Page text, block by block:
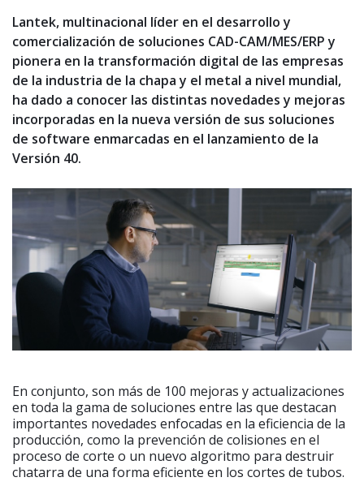
Lantek, multinacional líder en el desarrollo y
comercialización de soluciones CAD-CAM/MES/ERP y
pionera en la transformación digital de las empresas
de la industria de la chapa y el metal a nivel mundial,
ha dado a conocer las distintas novedades y mejoras
incorporadas en la nueva versión de sus soluciones
de software enmarcadas en el lanzamiento de la
Versión 40.
En conjunto, son más de 100 mejoras y actualizaciones
en toda la gama de soluciones entre las que destacan
importantes novedades enfocadas en la eficiencia de la
producción, como la prevención de colisiones en el
proceso de corte o un nuevo algoritmo para destruir
chatarra de una forma eficiente en los cortes de tubos.